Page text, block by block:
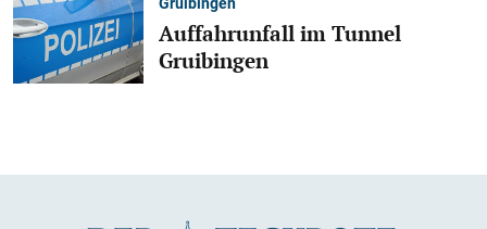
Auffahrunfall im Tunnel
Gruibingen